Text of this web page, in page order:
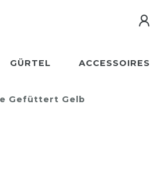
GÜRTEL ACCESSOIRES
Gefüttert Gelb